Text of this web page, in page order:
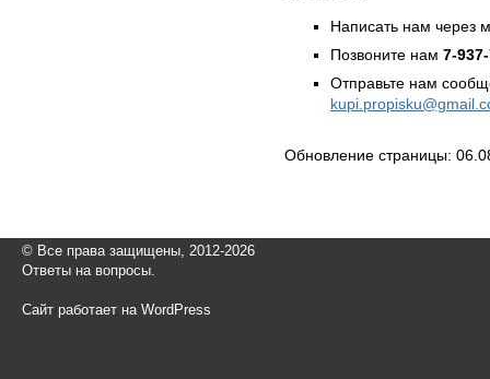
Написать нам через
Позвоните нам 7-
Отправьте нам
Обновление страницы:
© Все права защищены, 2012-2026
Ответы на вопросы.
Сайт работает на WordPress